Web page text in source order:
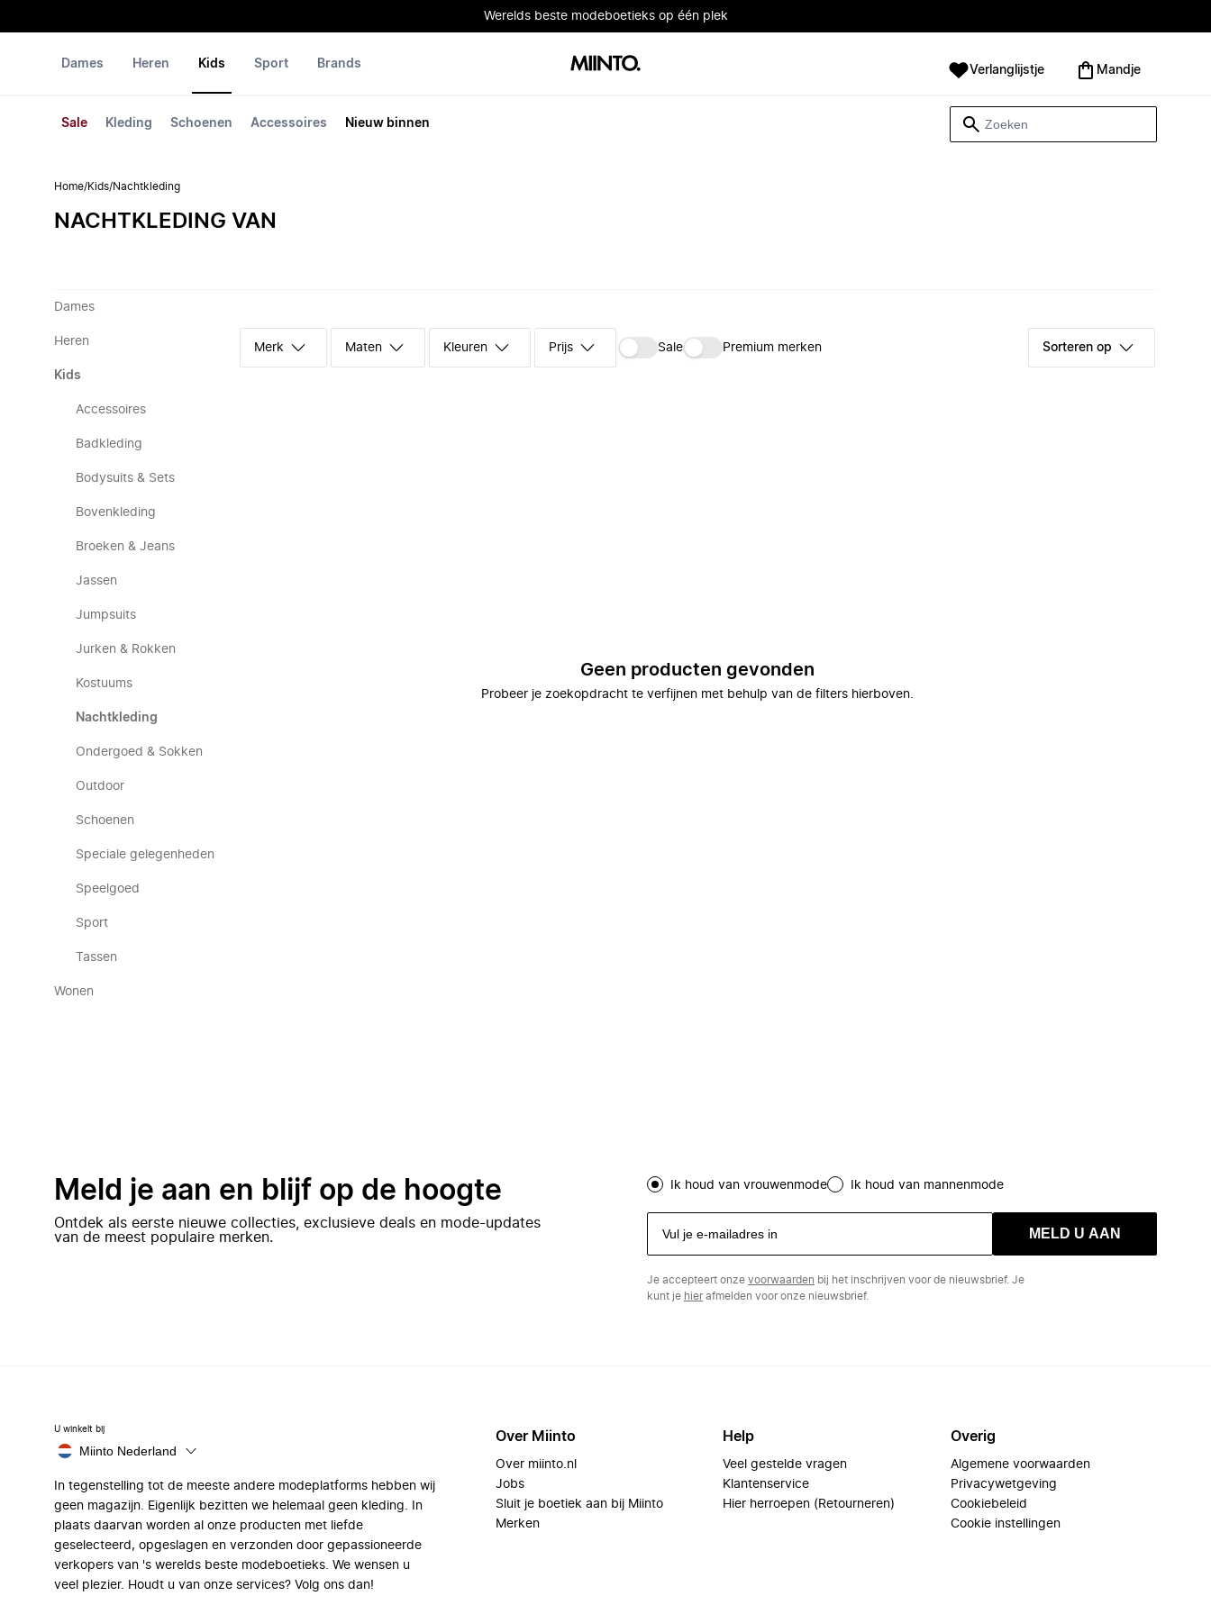
Werelds beste modeboetieks op één plek
Dames Heren Kids
Sale Kleding Schoenen Accessoires Nieuw binnen
Sport Brands Verlanglijstje Mandje
Home/Kids/Nachtkleding
NACHTKLEDING VAN
Dames
Heren
Kids
Accessoires
Badkleding
Bodysuits & Sets
Bovenkleding
Broeken & Jeans
Jassen
Jumpsuits
Jurken & Rokken
Kostuums
Nachtkleding
Ondergoed & Sokken
Outdoor
Schoenen
Speciale gelegenheden
Speelgoed
Sport
Tassen
Wonen
Merk Maten Kleuren Prijs Sale Premium merken Sorteren op
Geen producten gevonden
Probeer je zoekopdracht te verfijnen met behulp van de filters hierboven.
Meld je aan en blijf op de hoogte
Ontdek als eerste nieuwe collecties, exclusieve deals en mode-updates
van de meest populaire merken.
Ik houd van vrouwenmode Ik houd van mannenmode
MELD U AAN
Je accepteert onze voorwaarden bij het inschrijven voor de nieuwsbrief. Je
kunt je hierafmelden voor onze nieuwsbrief.
U winkelt bij
Miinto Nederland
In tegenstelling tot de meeste andere modeplatforms hebben wij
geen magazijn. Eigenlijk bezitten we helemaal geen kleding. In
plaats daarvan worden al onze producten met liefde
geselecteerd, opgeslagen en verzonden door gepassioneerde
verkopers van 's werelds beste modeboetieks. We wensen u
veel plezier. Houdt u van onze services? Volg ons dan!
Over Miinto
Over miinto.nl
Jobs
Sluit je boetiek aan bij Miinto
Merken
Help
Veel gestelde vragen
Klantenservice
Hier herroepen (Retourneren)
Overig
Algemene voorwaarden
Privacywetgeving
Cookiebeleid
Cookie instellingen